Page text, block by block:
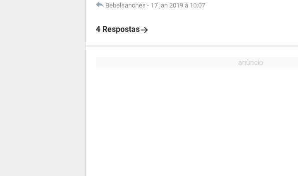
Bebelsanches - 17 jan 2019 à 10:07
4 Respostas